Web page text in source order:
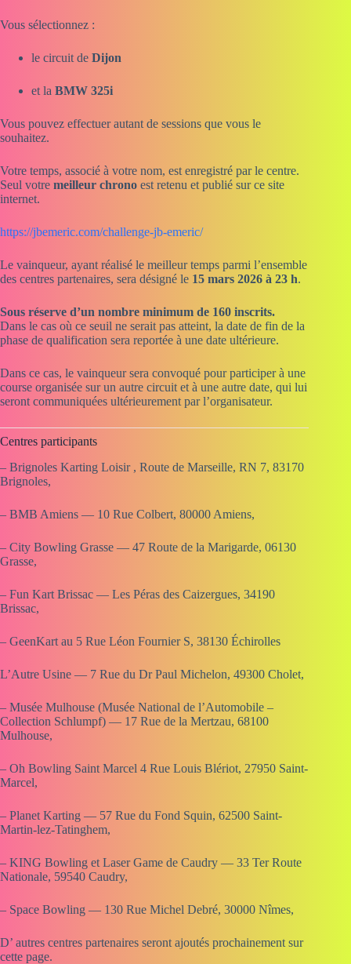
Vous sélectionnez :
le circuit de Dijon
et la BMW 325i
Vous pouvez effectuer autant de sessions que vous le
souhaitez.
Votre temps, associé à votre nom, est enregistré par le centre.
Seul votre meilleur chrono est retenu et publié sur ce site
internet.
https://jbemeric.com/challenge-jb-emeric/
Le vainqueur, ayant réalisé le meilleur temps parmi l’ensemble
des centres partenaires, sera désigné le 15 mars 2026 à 23 h.
Sous réserve d’un nombre minimum de 160 inscrits.
Dans le cas où ce seuil ne serait pas atteint, la date de fin de la
phase de qualification sera reportée à une date ultérieure.
Dans ce cas, le vainqueur sera convoqué pour participer à une
course organisée sur un autre circuit et à une autre date, qui lui
seront communiquées ultérieurement par l’organisateur.
Centres participants
– Brignoles Karting Loisir , Route de Marseille, RN 7, 83170
Brignoles,
– BMB Amiens — 10 Rue Colbert, 80000 Amiens,
– City Bowling Grasse — 47 Route de la Marigarde, 06130
Grasse,
– Fun Kart Brissac — Les Péras des Caizergues, 34190
Brissac,
– GeenKart au 5 Rue Léon Fournier S, 38130 Échirolles
L’Autre Usine — 7 Rue du Dr Paul Michelon, 49300 Cholet,
– Musée Mulhouse (Musée National de l’Automobile –
Collection Schlumpf) — 17 Rue de la Mertzau, 68100
Mulhouse,
– Oh Bowling Saint Marcel 4 Rue Louis Blériot, 27950 Saint-
Marcel,
– Planet Karting — 57 Rue du Fond Squin, 62500 Saint-
Martin-lez-Tatinghem,
– KING Bowling et Laser Game de Caudry — 33 Ter Route
Nationale, 59540 Caudry,
– Space Bowling — 130 Rue Michel Debré, 30000 Nîmes,
D’ autres centres partenaires seront ajoutés prochainement sur
cette page.